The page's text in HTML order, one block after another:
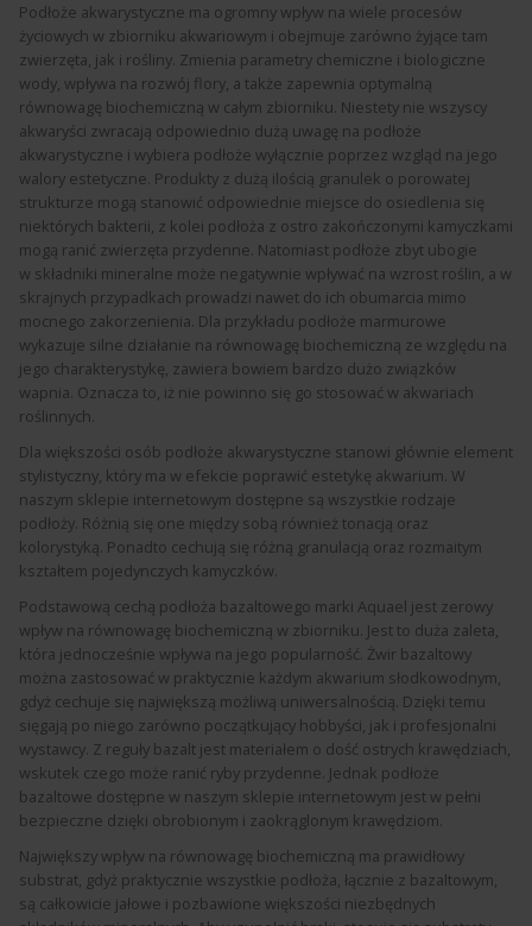
Podłoże akwarystyczne ma ogromny wpływ na wiele procesów
życiowych w zbiorniku akwariowym i obejmuje zarówno żyjące tam
zwierzęta, jak i rośliny. Zmienia parametry chemiczne i biologiczne
wody, wpływa na rozwój flory, a także zapewnia optymalną
równowagę biochemiczną w całym zbiorniku. Niestety nie wszyscy
akwaryści zwracają odpowiednio dużą uwagę na podłoże
akwarystyczne i wybiera podłoże wyłącznie poprzez wzgląd na jego
walory estetyczne. Produkty z dużą ilością granulek o porowatej
strukturze mogą stanowić odpowiednie miejsce do osiedlenia się
niektórych bakterii, z kolei podłoża z ostro zakończonymi kamyczkami
mogą ranić zwierzęta przydenne. Natomiast podłoże zbyt ubogie
w składniki mineralne może negatywnie wpływać na wzrost roślin, a w
skrajnych przypadkach prowadzi nawet do ich obumarcia mimo
mocnego zakorzenienia. Dla przykładu podłoże marmurowe
wykazuje silne działanie na równowagę biochemiczną ze względu na
jego charakterystykę, zawiera bowiem bardzo dużo związków
wapnia. Oznacza to, iż nie powinno się go stosować w akwariach
roślinnych.
Dla większości osób podłoże akwarystyczne stanowi głównie element
stylistyczny, który ma w efekcie poprawić estetykę akwarium. W
naszym sklepie internetowym dostępne są wszystkie rodzaje
podłoży. Różnią się one między sobą również tonacją oraz
kolorystyką. Ponadto cechują się różną granulacją oraz rozmaitym
kształtem pojedynczych kamyczków.
Podstawową cechą podłoża bazaltowego marki Aquael jest zerowy
wpływ na równowagę biochemiczną w zbiorniku. Jest to duża zaleta,
która jednocześnie wpływa na jego popularność. Żwir bazaltowy
można zastosować w praktycznie każdym akwarium słodkowodnym,
gdyż cechuje się największą możliwą uniwersalnością. Dzięki temu
sięgają po niego zarówno początkujący hobbyści, jak i profesjonalni
wystawcy. Z reguły bazalt jest materiałem o dość ostrych krawędziach,
wskutek czego może ranić ryby przydenne. Jednak podłoże
bazaltowe dostępne w naszym sklepie internetowym jest w pełni
bezpieczne dzięki obrobionym i zaokrąglonym krawędziom.
Największy wpływ na równowagę biochemiczną ma prawidłowy
substrat, gdyż praktycznie wszystkie podłoża, łącznie z bazaltowym,
są całkowicie jałowe i pozbawione większości niezbędnych